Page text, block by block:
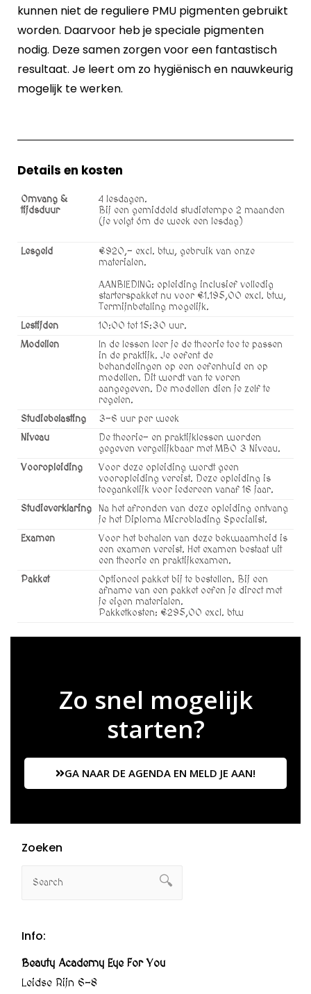
kunnen niet de reguliere PMU pigmenten gebruikt
worden. Daarvoor heb je speciale pigmenten
nodig. Deze samen zorgen voor een fantastisch
resultaat. Je leert om zo hygiënisch en nauwkeurig
mogelijk te werken.
Details en kosten
Omvang &
tijdsduur
4 lesdagen.
Bij een gemiddeld studietempo 2 maanden
(je volgt óm de week een lesdag)
Lesgeld
€920,- excl. btw, gebruik van onze
materialen.
AANBIEDING: opleiding inclusief volledig
starterspakket nu voor €1.195,00 excl. btw,
Termijnbetaling mogelijk.
Lestijden
10:00 tot 15:30 uur.
Modellen
In de lessen leer je de theorie toe te passen
in de praktijk. Je oefent de
behandelingen op een oefenhuid en op
modellen. Dit wordt van te voren
aangegeven. De modellen dien je zelf te
regelen.
Studiebelasting
3-6 uur per week
Niveau
De theorie- en praktijklessen worden
gegeven vergelijkbaar met MBO 3 Niveau.
Vooropleiding
Voor deze opleiding wordt geen
vooropleiding vereist. Deze opleiding is
toegankelijk voor iedereen vanaf 16 jaar.
Studieverklaring
Na het afronden van deze opleiding ontvang
je het Diploma Microblading Specialist.
Examen
Voor het behalen van deze bekwaamheid is
een examen vereist. Het examen bestaat uit
een theorie en praktijkexamen.
Pakket
Optioneel pakket bij te bestellen. Bij een
afname van een pakket oefen je direct met
je eigen materialen.
Pakketkosten: €295,00 excl. btw
Zo snel mogelijk
starten?
GA NAAR DE AGENDA EN MELD JE AAN!
Zoeken
Info:
Beauty Academy Eye For You
Leidse Rijn 6-8